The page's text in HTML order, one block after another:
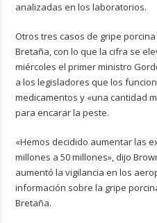
analizadas en los laboratorios.
Otros tres casos de gripe
Bretaña, con lo que la cifra se
miércoles el primer ministro
a los legisladores que los
medicamentos y «una cantidad
para encarar la peste.
«Hemos decidido aumentar las
millones a 50 millones», dijo
aumentó la vigilancia en los
información sobre la gripe
Bretaña.